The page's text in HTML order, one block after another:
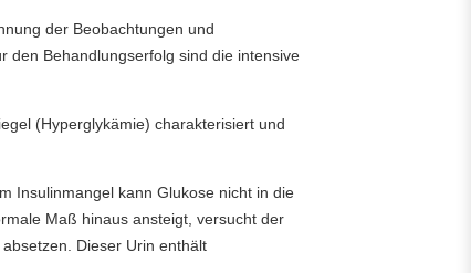
der Beobachtungen und
den Behandlungserfolg sind die intensive
(Hyperglykämie) charakterisiert und
Insulinmangel kann Glukose nicht in die
Maß hinaus ansteigt, versucht der
Dieser Urin enthält